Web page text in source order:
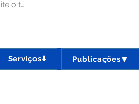
Serviços⬇️ Publicações🔽